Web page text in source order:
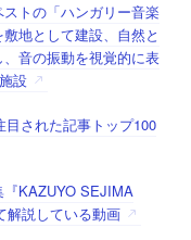
トの「ハンガリー音楽
地として建設、自然と
音の振動を視覚的に表
設
された記事トップ100
KAZUYO SEJIMA
解説している動画